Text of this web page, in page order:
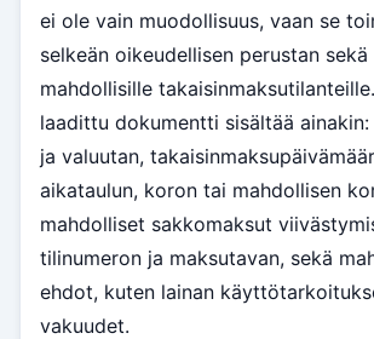
ei ole vain muodollisuus, vaan se
selkeän oikeudellisen perustan sekä
mahdollisille
laadittu dokumentti sisältää ainakin:
ja valuutan,
aikataulun, koron tai mahdollisen
mahdolliset sakkomaksut
tilinumeron ja maksutavan, sekä
ehdot, kuten lainan
vakuudet.